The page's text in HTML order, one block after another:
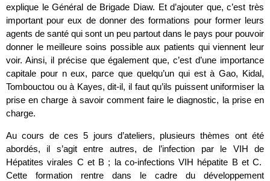
explique le Général de Brigade Diaw. Et d’ajouter que, c’est très
important pour eux de donner des formations pour former leurs
agents de santé qui sont un peu partout dans le pays pour pouvoir
donner le meilleure soins possible aux patients qui viennent leur
voir. Ainsi, il précise que également que, c’est d’une importance
capitale pour n eux, parce que quelqu’un qui est à Gao, Kidal,
Tombouctou ou à Kayes, dit-il, il faut qu’ils puissent uniformiser la
prise en charge à savoir comment faire le diagnostic, la prise en
charge.
Au cours de ces 5 jours d’ateliers, plusieurs thèmes ont été
abordés, il s’agit entre autres, de l’infection par le VIH de
Hépatites virales C et B ; la co-infections VIH hépatite B et C.
Cette formation rentre dans le cadre du développement